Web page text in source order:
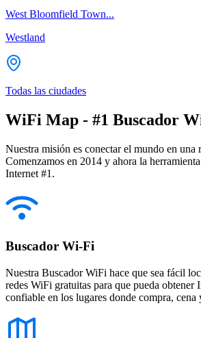
West Bloomfield Town...
Westland
Todas las ciudades
WiFi Map - #1 Buscador
Nuestra misión es conectar el mundo en una
Comenzamos en 2014 y ahora la
Internet #1.
Buscador Wi-Fi
Nuestra Buscador WiFi hace que sea fácil
redes WiFi gratuitas para que pueda obtener
confiable en los lugares donde compra, cena